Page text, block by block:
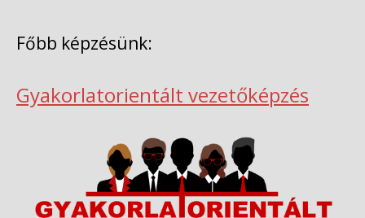
Főbb képzésünk:
Gyakorlatorientált vezetőképzés